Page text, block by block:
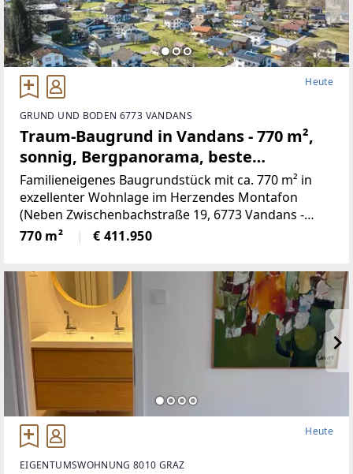
Heute
GRUND UND BODEN 6773 VANDANS
Traum-Baugrund in Vandans - 770 m²,
sonnig, Bergpanorama, beste
Infrastruktur! (Provisionsfrei)
Familieneigenes Baugrundstück mit ca. 770 m² in
exzellenter Wohnlage im Herzendes Montafon
(Neben Zwischenbachstraße 19, 6773 Vandans -
Grundstücksnummer129/2)Das Grundstück liegt in
Zone 5 - Wohngebiet und bietet
770 m² € 411.950
Heute
EIGENTUMSWOHNUNG 8010 GRAZ